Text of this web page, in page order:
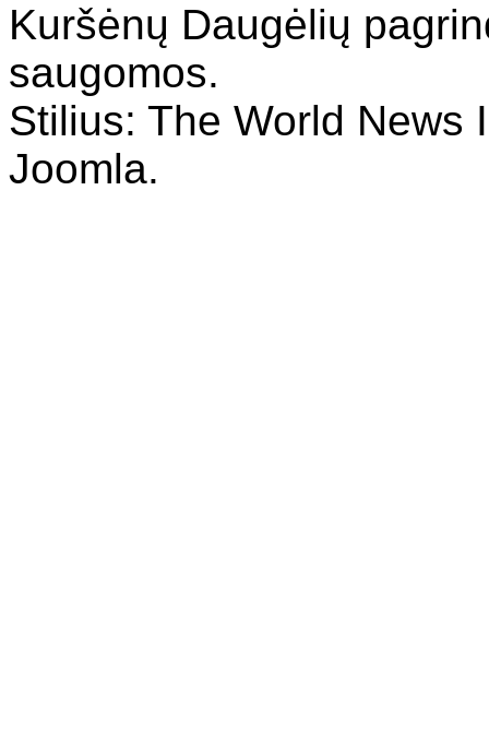
Kuršėnų Daugėlių
saugomos.
Stilius: The World News
Joomla.